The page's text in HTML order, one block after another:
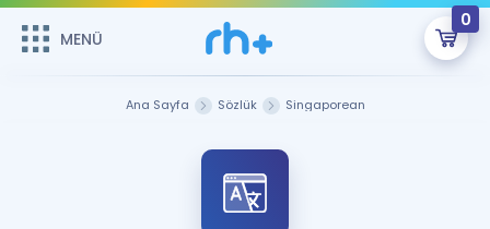
MENÜ
0
Sepetin Şu An Boş.
Remzi Hoca ile seni sınava hazırlayacak onlarca eğitim seni
bekliyor!
MENÜ
Ana Sayfa Sözlük Singaporean